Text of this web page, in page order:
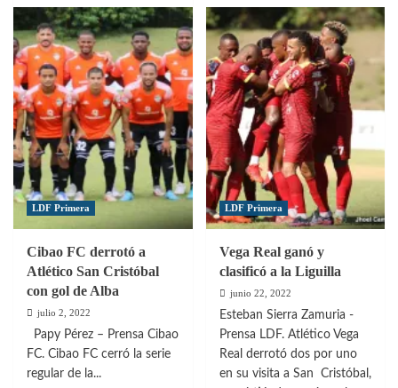
sobre
Partidos
vibrantes
en
la
jornada
dos
de
Liguilla
Lucas
Bretón
proyectado
como
futura
estrella
del
Cibao
FC
LDF Primera
Cibao FC derrotó a
Atlético San Cristóbal
con gol de Alba
julio 2, 2022
Papy Pérez – Prensa Cibao
FC. Cibao FC cerró la serie
regular de la...
LDF Primera
Vega Real ganó y
clasificó a la Liguilla
junio 22, 2022
Esteban Sierra Zamuria -
Prensa LDF. Atlético Vega
Real derrotó dos por uno
en su visita a San Cristóbal,